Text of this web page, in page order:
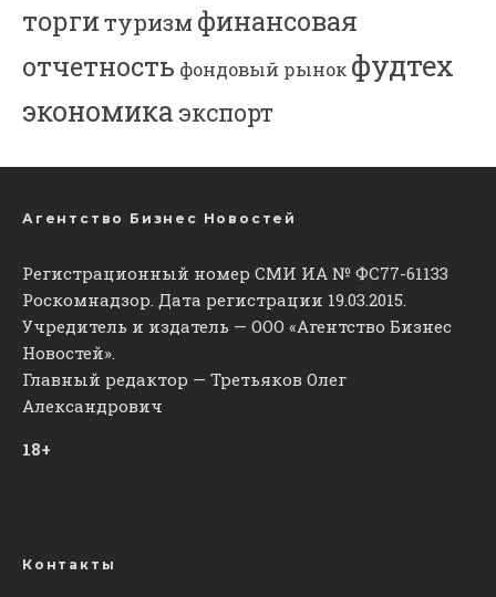
торгитуризм финансовая
отчетность фондовый рынок фудтех
экономика экспорт
Агентство Бизнес Новостей
Регистрационный номер СМИ ИА № ФС77-61133
Роскомнадзор. Дата регистрации 19.03.2015.
Учредитель и издатель — ООО «Агентство Бизнес
Новостей».
Главный редактор — Третьяков Олег
Александрович
18+
Контакты